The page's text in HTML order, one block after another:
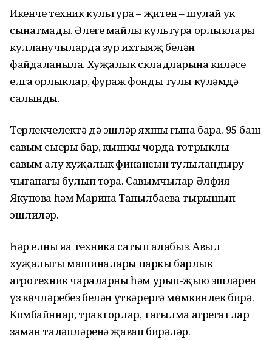
Икенче техник культура – җитен – шулай ук
сынатмады. Әлеге майлы культура орлыклары
кулланучыларда зур ихтыяҗ белән
файдаланыла. Хуҗалык складларына киләсе
елга орлыклар, фураж фонды тулы күләмдә
салынды.
Терлекчелектә дә эшләр яхшы гына бара. 95 баш
савым сыеры бар, кышкы чорда тотрыклы
савым алу хуҗалык финансын тулыландыру
чыганагы булып тора. Савымчылар Әлфия
Якупова һәм Марина Танылбаева тырышып
эшлиләр.
Һәр елны яңа техника сатып алабыз. Авыл
хуҗалыгы машиналары паркы барлык
агротехник чараларны һәм урып-җыю эшләрен
үз көчләребез белән үткәрергә мөмкинлек бирә.
Комбайннар, тракторлар, тагылма агрегатлар
заман таләпләренә җавап бирәләр.